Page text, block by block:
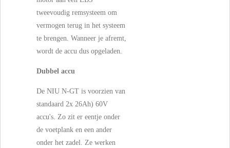
tweevoudig remsysteem om
vermogen terug in het systeem
te brengen. Wanneer je afremt,
wordt de accu dus opgeladen.
Dubbel accu
De NIU N-GT is voorzien van
standaard 2x 26Ah) 60V
accu's. Zo zit er eentje onder
de voetplank en een ander
onder het zadel. Ze werken